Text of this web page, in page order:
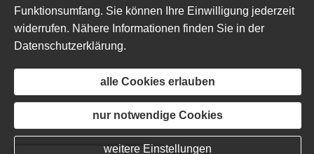
Funktionsumfang. Sie können Ihre Einwilligung jederzeit
widerrufen. Nähere Informationen finden Sie in der
Datenschutzerklärung.
alle Cookies erlauben
nur notwendige Cookies
weitere Einstellungen